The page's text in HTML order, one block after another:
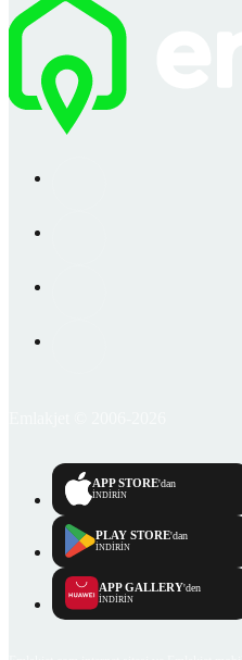
APP STORE'dan
İNDİRİN
PLAY STORE'dan
İNDİRİN
APP GALLERY'den
İNDİRİN